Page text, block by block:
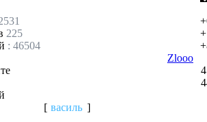
225
: 46504
Zlooo
[ василь ]